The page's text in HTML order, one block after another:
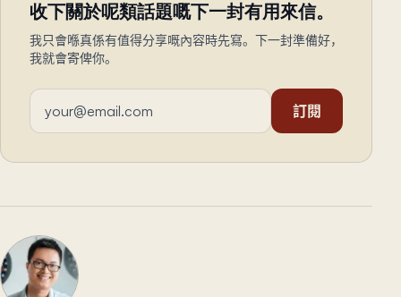
收下關於呢類話題嘅下一封有用來信。
我只會喺真係有值得分享嘅內容時先寫。下一封準備好，
我就會寄俾你。
電郵地址
訂閱